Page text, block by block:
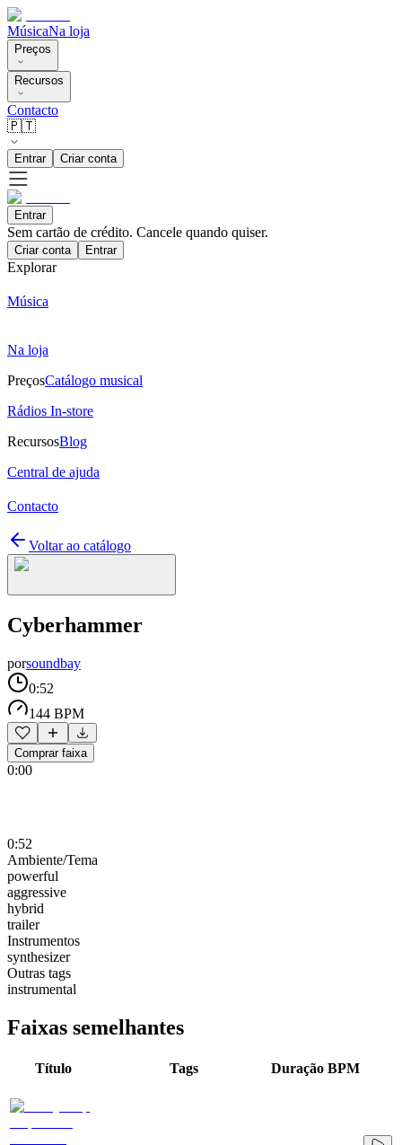
MúsicaNa loja
Preços
Recursos
Contacto
🇵🇹
Entrar Criar conta
Entrar
Sem cartão de crédito. Cancele quando quiser.
Criar conta Entrar
Explorar
Música
Na loja
PreçosCatálogo musical
Rádios In-store
RecursosBlog
Central de ajuda
Contacto
Voltar ao catálogo
Cyberhammer
porsoundbay
0:52
144 BPM
Comprar faixa
0:00
0:52
Ambiente/Tema
powerful
aggressive
hybrid
trailer
Instrumentos
synthesizer
Outras tags
instrumental
Faixas semelhantes
Título Tags Duração BPM